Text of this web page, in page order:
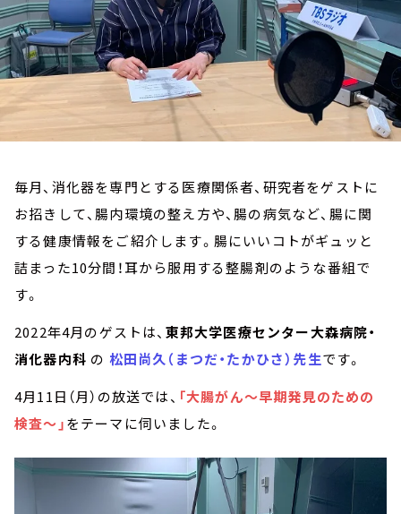
毎月、消化器を専門とする医療関係者、研究者をゲストに
お招きして、腸内環境の整え方や、腸の病気など、腸に関
する健康情報をご紹介します。腸にいいコトがギュッと
詰まった10分間！耳から服用する整腸剤のような番組で
す。
2022年4月のゲストは、 東邦大学医療センター大森病院・
消化器内科 の 松田尚久（まつだ・たかひさ）先生です。
4月11日（月）の放送では、 「大腸がん～早期発見のための
検査～」をテーマに伺いました。